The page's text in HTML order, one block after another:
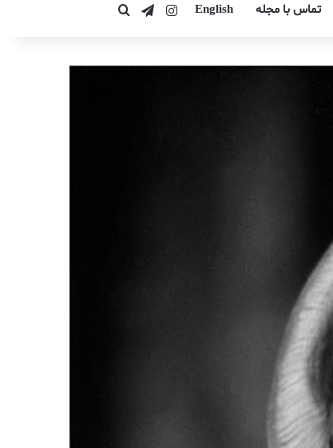
تماس با مجله English اینستاگرام
تلگرامجستجو برای